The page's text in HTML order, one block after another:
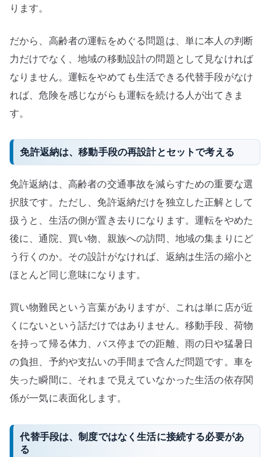
ります。
だから、高齢者の運転をめぐる問題は、単に本人の判断
力だけでなく、地域の移動設計の問題として見なければ
なりません。運転をやめても生活できる代替手段がなけ
れば、危険を感じながらも運転を続ける人が出てきま
す。
免許返納は、移動手段の再設計とセットで考える
免許返納は、高齢者の交通事故を減らすための重要な選
択肢です。ただし、免許返納だけを独立した正解として
扱うと、生活の側が置き去りになります。運転をやめた
後に、通院、買い物、親族への訪問、地域の集まりにど
う行くのか。その設計がなければ、返納は生活の縮小と
ほとんど同じ意味になります。
買い物難民という言葉がありますが、これは単に店が近
くにないという話だけではありません。移動手段、荷物
を持って帰る体力、バス停までの距離、雨の日や猛暑日
の負担、予約や支払いの手間まで含んだ問題です。車を
失った瞬間に、それまで見えていなかった生活の依存関
係が一気に表面化します。
代替手段は、制度ではなく生活に接続する必要があ
る